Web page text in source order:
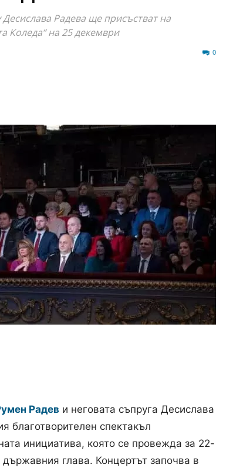
Радева ще присъстват на
Коледа“ на 25 декември
0
Радев и неговата съпруга Десислава
благотворителен спектакъл
инициатива, която се провежда за 22-
глава. Концертът започва в